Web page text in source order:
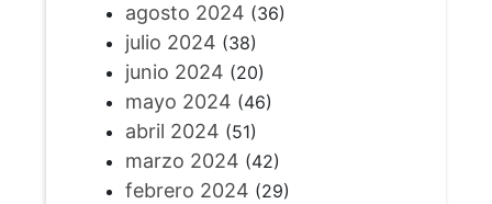
agosto 2024 (36)
julio 2024 (38)
junio 2024 (20)
mayo 2024 (46)
abril 2024 (51)
marzo 2024 (42)
febrero 2024 (29)